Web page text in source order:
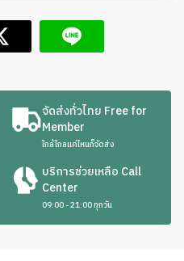
จัดส่งทั่วไทย Free for
Member
ใกล้ไกลแค่ไหนก็จัดส่ง
บริการช่วยเหลือ Call
Center
09:00 - 21:00 ทุกวัน